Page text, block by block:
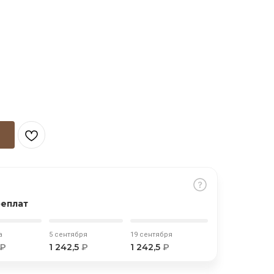
₽
5 сентября
1 242,5 ₽
19 сентября
1 242,5₽